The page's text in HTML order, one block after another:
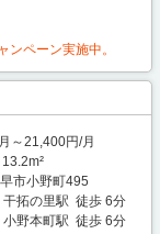
ペーン実施中。
～21,400円/月
市小野町495
干拓の里駅 徒歩 6分
小野本町駅 徒歩 6分